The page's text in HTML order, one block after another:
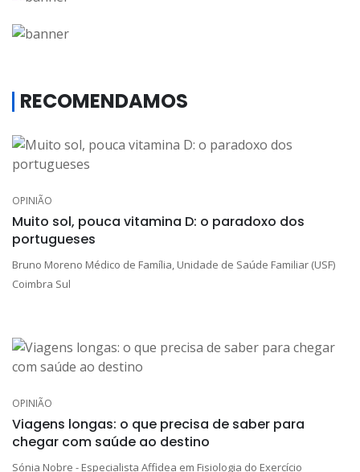
RECOMENDAMOS
OPINIÃO
Muito sol, pouca vitamina D: o paradoxo dos
portugueses
Bruno Moreno Médico de Família, Unidade de Saúde Familiar (USF)
Coimbra Sul
OPINIÃO
Viagens longas: o que precisa de saber para
chegar com saúde ao destino
Sónia Nobre - Especialista Affidea em Fisiologia do Exercício